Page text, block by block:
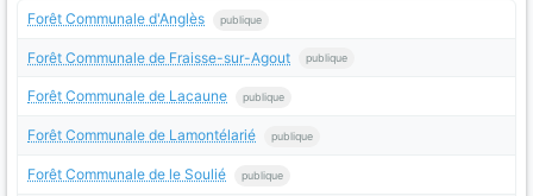
Forêt Communale d'Anglès publique
Forêt Communale de Fraisse-sur-Agout publique
Forêt Communale de Lacaune publique
Forêt Communale de Lamontélarié publique
Forêt Communale de le Soulié publique